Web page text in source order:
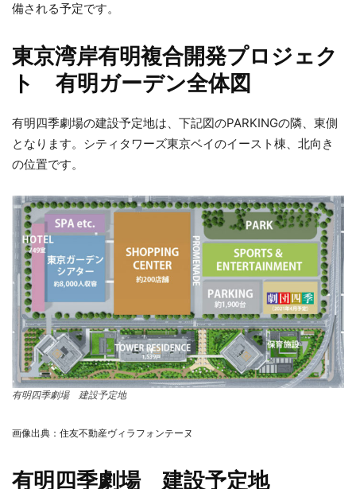
備される予定です。
東京湾岸有明複合開発プロジェク
ト 有明ガーデン全体図
有明四季劇場の建設予定地は、下記図のPARKINGの隣、東側
となります。シティタワーズ東京ベイのイースト棟、北向き
の位置です。
有明四季劇場 建設予定地
画像出典：住友不動産ヴィラフォンテーヌ
有明四季劇場 建設予定地